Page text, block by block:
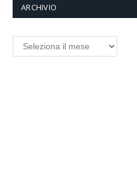
ARCHIVIO
ARCHIVIO